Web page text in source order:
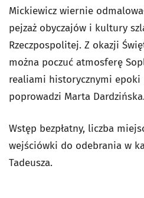
Mickiewicz wiernie
pejzaż obyczajów i kultury
Rzeczpospolitej. Z okazji
można poczuć atmosferę
realiami historycznymi
poprowadzi Marta Dardzińska.
Wstęp bezpłatny, liczba
wejściówki do odebrania w
Tadeusza.